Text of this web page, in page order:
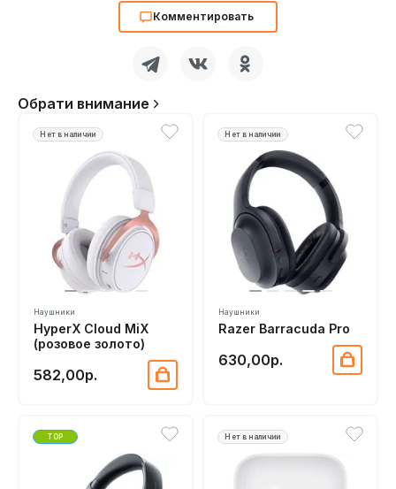
Обрати внимание
Нет в наличии
Наушники
HyperX Cloud MiX
(розовое золото)
582,00р.
Нет в наличии
Наушники
Razer Barracuda Pro
630,00р.
TOP Нет в наличии
Комментировать